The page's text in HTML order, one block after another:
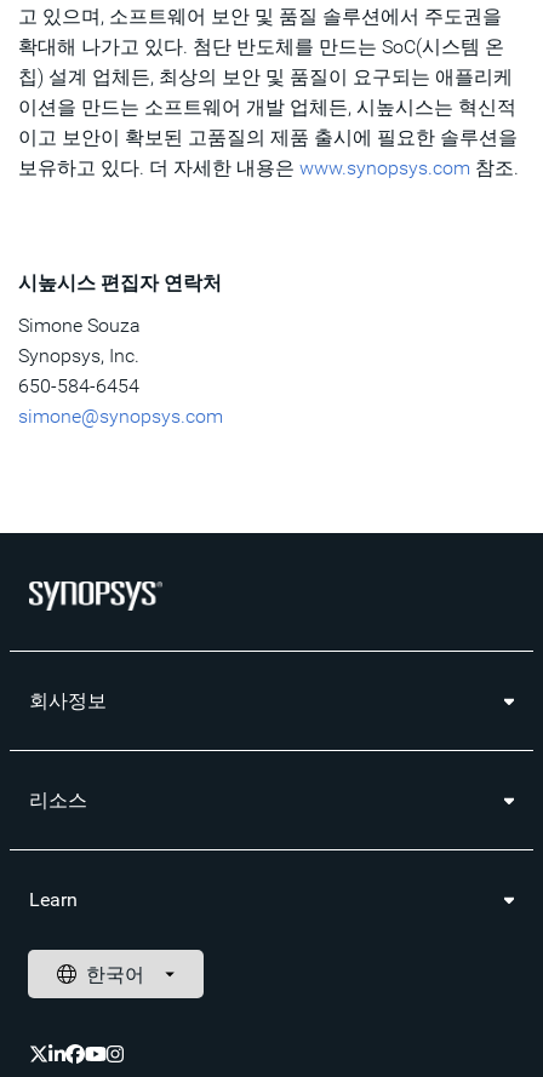
고 있으며, 소프트웨어 보안 및 품질 솔루션에서 주도권을
확대해 나가고 있다. 첨단 반도체를 만드는 SoC(시스템 온
칩) 설계 업체든, 최상의 보안 및 품질이 요구되는 애플리케
이션을 만드는 소프트웨어 개발 업체든, 시높시스는 혁신적
이고 보안이 확보된 고품질의 제품 출시에 필요한 솔루션을
보유하고 있다. 더 자세한 내용은 www.synopsys.com 참조.
시높시스 편집자 연락처
Simone Souza
Synopsys, Inc.
650-584-6454
simone@synopsys.com
회사정보
리소스
Learn